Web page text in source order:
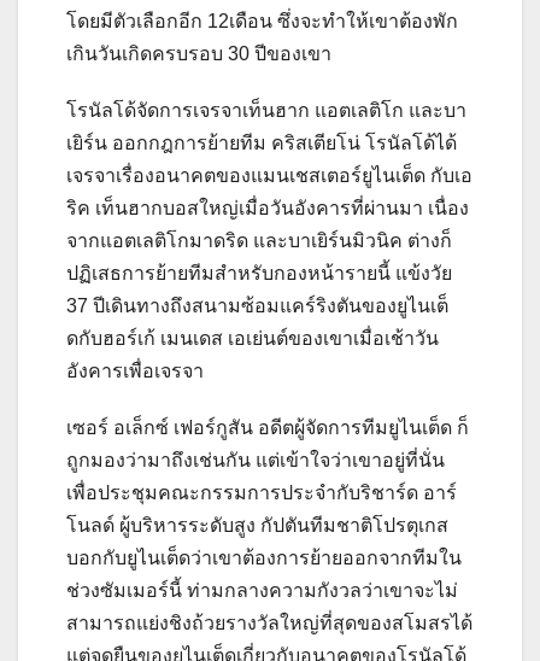
โดยมีตัวเลือกอีก 12เดือน ซึ่งจะทําให้เขาต้องพัก
เกินวันเกิดครบรอบ 30 ปีของเขา
โรนัลโด้จัดการเจรจาเท็นฮาก แอตเลติโก และบา
เยิร์น ออกกฎการย้ายทีม คริสเตียโน่ โรนัลโด้ได้
เจรจาเรื่องอนาคตของแมนเชสเตอร์ยูไนเต็ด กับเอ
ริค เท็นฮากบอสใหญ่เมื่อวันอังคารที่ผ่านมา เนื่อง
จากแอตเลติโกมาดริด และบาเยิร์นมิวนิค ต่างก็
ปฏิเสธการย้ายทีมสําหรับกองหน้ารายนี้ แข้งวัย
37 ปีเดินทางถึงสนามซ้อมแคร์ริงตันของยูไนเต็
ดกับฮอร์เก้ เมนเดส เอเย่นต์ของเขาเมื่อเช้าวัน
อังคารเพื่อเจรจา
เซอร์ อเล็กซ์ เฟอร์กูสัน อดีตผู้จัดการทีมยูไนเต็ด ก็
ถูกมองว่ามาถึงเช่นกัน แต่เข้าใจว่าเขาอยู่ที่นั่น
เพื่อประชุมคณะกรรมการประจํากับริชาร์ด อาร์
โนลด์ ผู้บริหารระดับสูง กัปตันทีมชาติโปรตุเกส
บอกกับยูไนเต็ดว่าเขาต้องการย้ายออกจากทีมใน
ช่วงซัมเมอร์นี้ ท่ามกลางความกังวลว่าเขาจะไม่
สามารถแย่งชิงถ้วยรางวัลใหญ่ที่สุดของสโมสรได้
แต่จุดยืนของยูไนเต็ดเกี่ยวกับอนาคตของโรนัลโด้